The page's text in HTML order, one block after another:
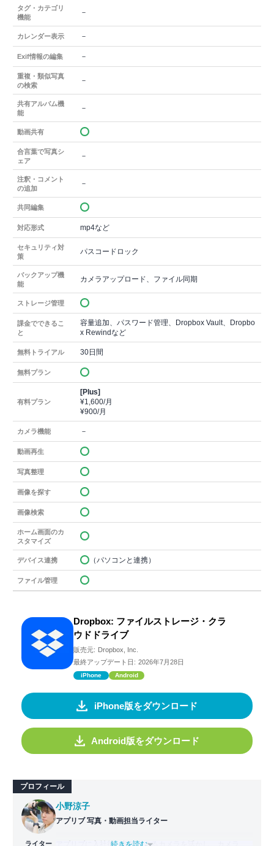
タグ・カテゴリ
機能
－
カレンダー表示 －
Exif情報の編集 －
重複・類似写真
の検索
－
共有アルバム機
能
－
動画共有
合言葉で写真シ
ェア
－
注釈・コメント
の追加
－
共同編集
対応形式 mp4など
セキュリティ対
策
パスコードロック
バックアップ機
能
カメラアップロード、ファイル同期
ストレージ管理
課金でできるこ
と
容量追加、パスワード管理、Dropbox Vault、Dropbo
x Rewindなど
無料トライアル 30日間
無料プラン
有料プラン
[Plus]
¥1,600/月
¥900/月
カメラ機能 －
動画再生
写真整理
画像を探す
画像検索
ホーム画面のカ
スタマイズ
デバイス連携 （パソコンと連携）
ファイル管理
Dropbox: ファイルストレージ・クラ
ウドドライブ
販売元: Dropbox, Inc.
最終アップデート日: 2026年7月28日
iPhone Android
iPhone版をダウンロード
Android版をダウンロード
プロフィール
ライター
小野涼子
アプリブ 写真・動画担当ライター